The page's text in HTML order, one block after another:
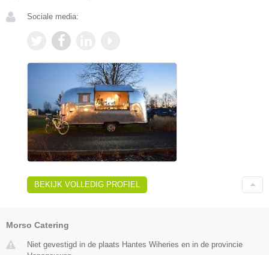
Sociale media:
BEKIJK VOLLEDIG PROFIEL
Morso Catering
Niet gevestigd in de plaats Hantes Wiheries en in de provincie